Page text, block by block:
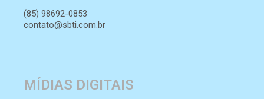
(85) 98692-0853
contato@sbti.com.br
MÍDIAS DIGITAIS